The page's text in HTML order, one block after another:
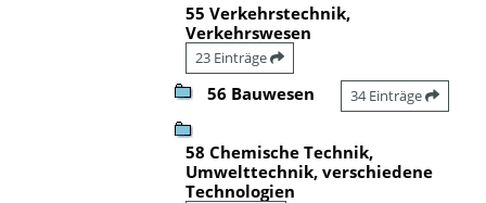
55 Verkehrstechnik,
Verkehrswesen
23 Einträge
56 Bauwesen 34 Einträge
58 Chemische Technik,
Umwelttechnik, verschiedene
Technologien